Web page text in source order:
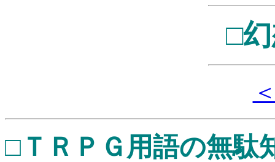
□
□ＴＲＰＧ用語の無駄